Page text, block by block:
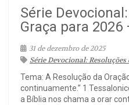
Série
Graça para 2026
31 de dezembro de 2025
Série Devocional: Resoluções
Tema: A Resolução da
continuamente.” 1
a Bíblia nos chama a orar